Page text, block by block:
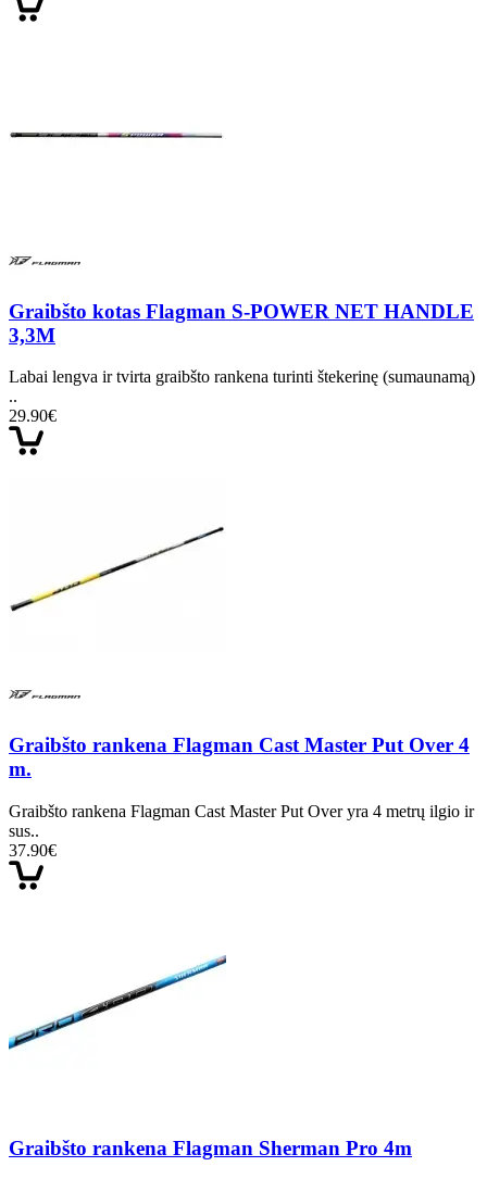
Graibšto kotas Flagman S-POWER NET HANDLE
3,3M
Labai lengva ir tvirta graibšto rankena turinti štekerinę (sumaunamą)
..
29.90€
Graibšto rankena Flagman Cast Master Put Over 4
m.
Graibšto rankena Flagman Cast Master Put Over yra 4 metrų ilgio ir
sus..
37.90€
Graibšto rankena Flagman Sherman Pro 4m